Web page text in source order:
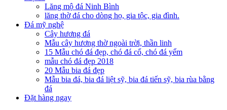
Lăng mộ đá Ninh Bình
lăng thờ đá cho dòng họ, gia tộc, gia đình.
Đá mỹ nghệ
Cây hương đá
Mẫu cây hương thờ ngoài trời, thần linh
15 Mẫu chó đá đẹp, chó đá cổ, chó đá yểm
mẫu chó đá đẹp 2018
20 Mẫu bia đá đẹp
Mẫu bia đá, bia đá liệt sỹ, bia đá tiến sỹ, bia rùa bằng
đá
Đặt hàng ngay